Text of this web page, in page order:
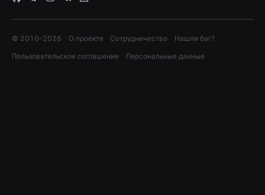
© 2010–2026 О проекте Сотрудничество Нашли баг?
Пользовательское соглашение Персональные данные